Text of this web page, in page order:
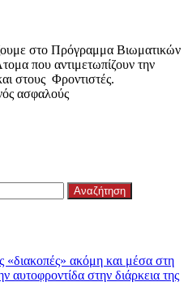
στο Πρόγραμμα Βιωματικών
που αντιμετωπίζουν την
και στους Φροντιστές.
ασφαλούς
«διακοπές» ακόμη και μέσα στη
αυτοφροντίδα στην διάρκεια της